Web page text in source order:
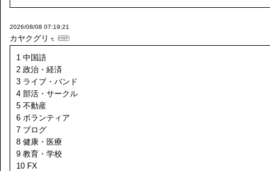
2026/08/08 07:19:21
カヤクグリ
1 中国語
2 政治・経済
3 ライブ・バンド
4 部活・サークル
5 不動産
6 ボランティア
7 ブログ
8 健康・医療
9 教育・学校
10 FX